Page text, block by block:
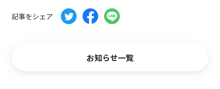
記事をシェア
お知らせ一覧
CG制作パートナー募集